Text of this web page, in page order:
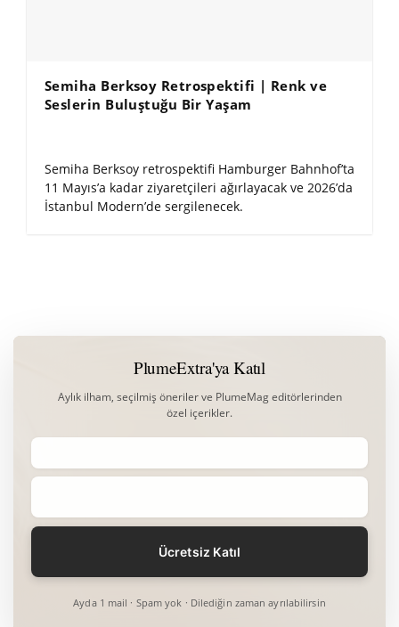
Semiha Berksoy Retrospektifi | Renk ve
Seslerin Buluştuğu Bir Yaşam
Semiha Berksoy retrospektifi Hamburger Bahnhof’ta
11 Mayıs’a kadar ziyaretçileri ağırlayacak ve 2026’da
İstanbul Modern’de sergilenecek.
PlumeExtra'ya Katıl
Aylık ilham, seçilmiş öneriler ve PlumeMag editörlerinden
özel içerikler.
Ayda 1 mail · Spam yok · Dilediğin zaman ayrılabilirsin